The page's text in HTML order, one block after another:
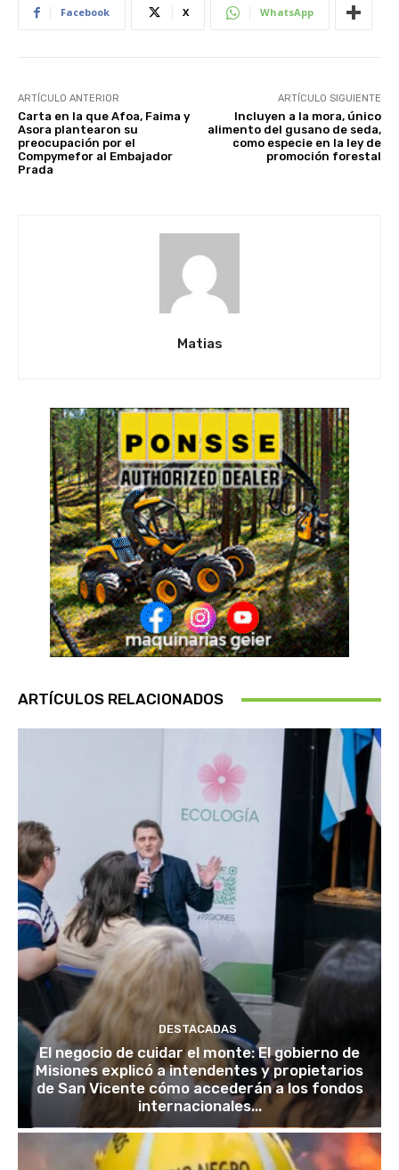
Facebook X WhatsApp
ARTÍCULO ANTERIOR
Carta en la que Afoa, Faima y
Asora plantearon su
preocupación por el
Compymefor al Embajador
Prada
ARTÍCULO SIGUIENTE
Incluyen a la mora, único
alimento del gusano de seda,
como especie en la ley de
promoción forestal
Matias
ARTÍCULOS RELACIONADOS
DESTACADAS
El negocio de cuidar el monte: El gobierno de
Misiones explicó a intendentes y propietarios
de San Vicente cómo accederán a los fondos
internacionales...